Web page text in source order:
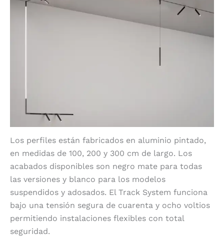
Los perfiles están fabricados en aluminio pintado,
en medidas de 100, 200 y 300 cm de largo. Los
acabados disponibles son negro mate para todas
las versiones y blanco para los modelos
suspendidos y adosados. El Track System funciona
bajo una tensión segura de cuarenta y ocho voltios
permitiendo instalaciones flexibles con total
seguridad.